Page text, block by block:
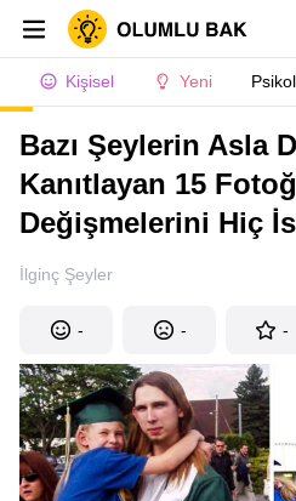
Kişisel Yeni
Bazı Şeylerin Asla
Kanıtlayan 15
Değişmelerini Hiç
İlginç Şeyler
- - -